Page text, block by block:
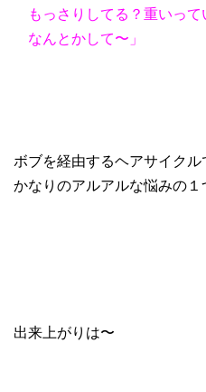
もっさりしてる？重いって
なんとかして〜」
ボブを経由するヘアサイクル
かなりのアルアルな悩みの
出来上がりは〜